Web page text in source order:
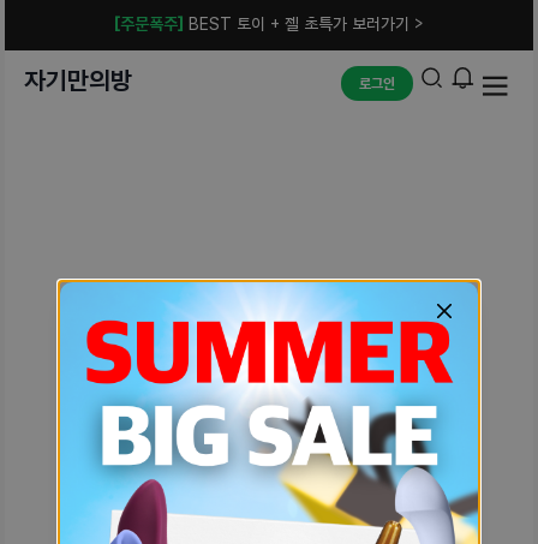
[주문폭주] BEST 토이 + 젤 초특가 보러가기 >
자기만의방 로그인
예상치 못한 에러입니다.